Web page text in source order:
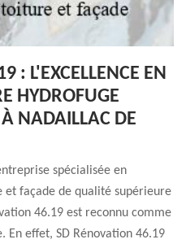
: L'EXCELLENCE EN
HYDROFUGE
NADAILLAC DE
spécialisée en
façade de qualité supérieure
46.19 est reconnu comme
effet, SD Rénovation 46.19